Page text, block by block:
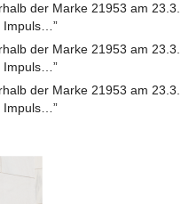
der Marke 21953 am 23.3.
Impuls…”
der Marke 21953 am 23.3.
Impuls…”
der Marke 21953 am 23.3.
Impuls…”